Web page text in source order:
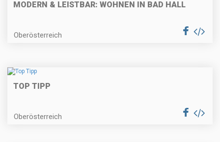
MODERN & LEISTBAR: WOHNEN IN BAD HALL
Oberösterreich
TOP TIPP
Oberösterreich